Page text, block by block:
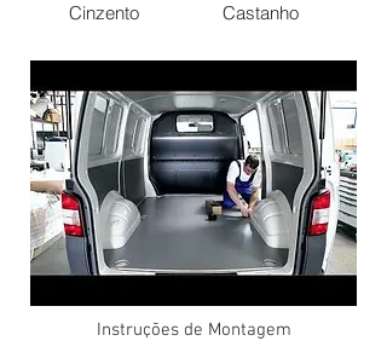
Cinzento Castanho
Instruções de Montagem